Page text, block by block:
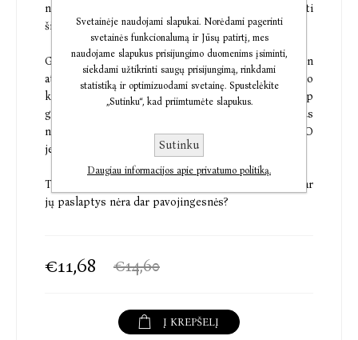
nuleidžiu galvą ir klausau priekaištų. Negaliu prarasti
šio darbo.
Gražuolis šeimos galva Endrius Vinčesteris kasdien
atrodo vis labiau palūžęs. Kai pažvelgiu į skausmo
kupinas jo akis, sunku susilaikyti nepagalvojus, kaip
gyvenčiau, jei užimčiau Ninos vietą. Prašmatnūs
namai, prabangus automobilis, tobulas vyras. O
jeigu...
Tačiau aš turiu ką slėpti. Kaip ir Vinčesteriai. Tik ar
jų paslaptys nėra dar pavojingesnės?
€11,68 €14,60
Į KREPŠELĮ
Svetainėje naudojami slapukai. Norėdami pagerinti
svetainės funkcionalumą ir Jūsų patirtį, mes
naudojame slapukus prisijungimo duomenims įsiminti,
siekdami užtikrinti saugų prisijungimą, rinkdami
statistiką ir optimizuodami svetainę. Spustelėkite
„Sutinku“, kad priimtumėte slapukus.
Sutinku
Daugiau informacijos apie privatumo politiką.